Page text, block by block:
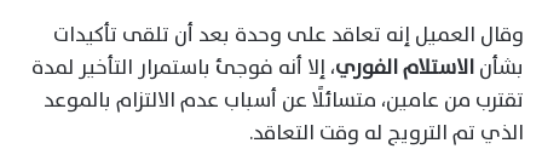
وقال العميل إنه تعاقد على وحدة بعد أن تلقى تأكيدات
بشأنالاستلام الفوري، إلا أنه فوجئ باستمرار التأخير لمدة
تقترب من عامين، متسائلًا عن أسباب عدم الالتزام بالموعد
الذي تم الترويج له وقت التعاقد.